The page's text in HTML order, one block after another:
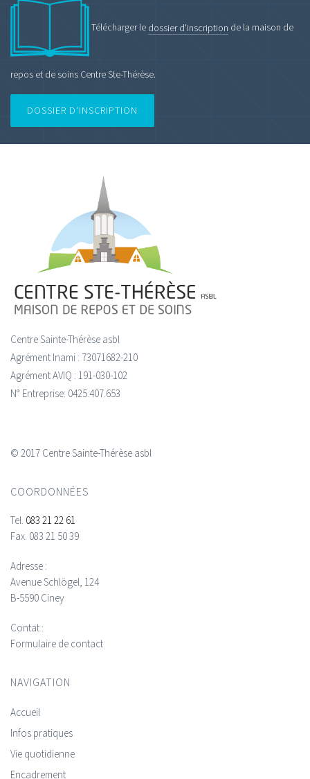
Télécharger le dossier d'inscription de la maison de
repos et de soins Centre Ste-Thérèse.
DOSSIER D'INSCRIPTION
Centre Sainte-Thérèse asbl
Agrément Inami : 73071682-210
Agrément AVIQ : 191-030-102
N° Entreprise: 0425.407.653
© 2017 Centre Sainte-Thérèse asbl
COORDONNÉES
Tel. 083 21 22 61
Fax. 083 21 50 39
Adresse :
Avenue Schlögel, 124
B-5590 Ciney
Contat :
Formulaire de contact
NAVIGATION
Accueil
Infos pratiques
Vie quotidienne
Encadrement